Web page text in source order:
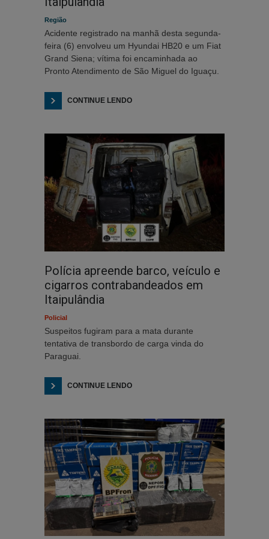
Região
Acidente registrado na manhã desta segunda-
feira (6) envolveu um Hyundai HB20 e um Fiat
Grand Siena; vítima foi encaminhada ao
Pronto Atendimento de São Miguel do Iguaçu.
CONTINUE LENDO
Polícia apreende barco, veículo e
cigarros contrabandeados em
Itaipulândia
Policial
Suspeitos fugiram para a mata durante
tentativa de transbordo de carga vinda do
Paraguai.
CONTINUE LENDO